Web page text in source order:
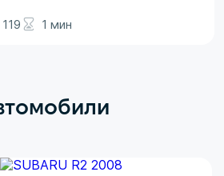
с вполне понятными
чувство безумного
119 1 мин